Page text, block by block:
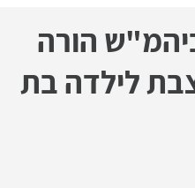
הורה
לילדה בת